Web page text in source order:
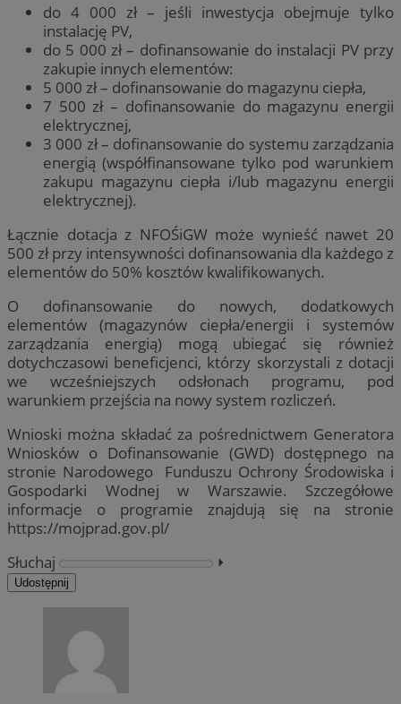
do 4 000 zł – jeśli inwestycja obejmuje tylko
instalację PV,
do 5 000 zł – dofinansowanie do instalacji PV przy
zakupie innych elementów:
5 000 zł – dofinansowanie do magazynu ciepła,
7 500 zł – dofinansowanie do magazynu energii
elektrycznej,
3 000 zł – dofinansowanie do systemu zarządzania
energią (współfinansowane tylko pod warunkiem
zakupu magazynu ciepła i/lub magazynu energii
elektrycznej).
Łącznie dotacja z NFOŚiGW może wynieść nawet 20
500 zł przy intensywności dofinansowania dla każdego z
elementów do 50% kosztów kwalifikowanych.
O dofinansowanie do nowych, dodatkowych
elementów (magazynów ciepła/energii i systemów
zarządzania energią) mogą ubiegać się również
dotychczasowi beneficjenci, którzy skorzystali z dotacji
we wcześniejszych odsłonach programu, pod
warunkiem przejścia na nowy system rozliczeń.
Wnioski można składać za pośrednictwem Generatora
Wniosków o Dofinansowanie (GWD) dostępnego na
stronie Narodowego Funduszu Ochrony Środowiska i
Gospodarki Wodnej w Warszawie. Szczegółowe
informacje o programie znajdują się na stronie
https://mojprad.gov.pl/
Słuchaj
⏵︎
Udostępnij